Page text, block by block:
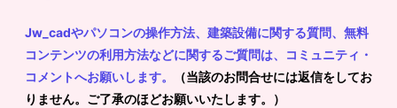
Jw_cadやパソコンの操作方法、建築設備に関する質問、無料
コンテンツの利用方法などに関するご質問は、コミュニティ・
コメントへお願いします。
（当該のお問合せには返信をしてお
りません。ご了承のほどお願いいたします。）